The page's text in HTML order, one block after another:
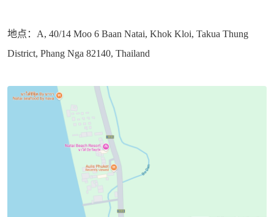
地点：A, 40/14 Moo 6 Baan Natai, Khok Kloi, Takua Thung
District, Phang Nga 82140, Thailand